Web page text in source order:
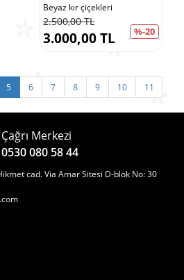
Beyaz kır çiçekleri
2.500,00 TL
%-20
3.000,00 TL
5 6 7 8 9 10 11
Çağrı Merkezi
0530 080 58 44
cad. Via Amar Sitesi D-blok No: 30